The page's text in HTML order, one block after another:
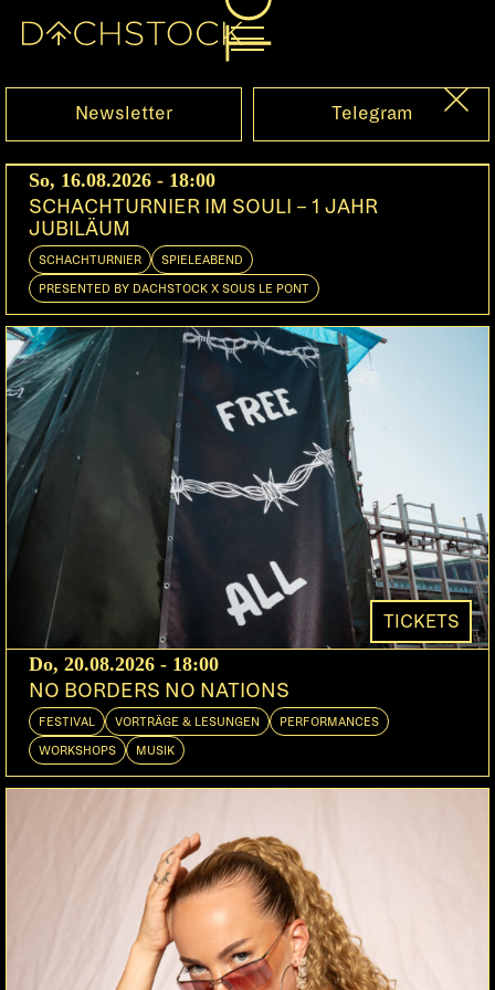
Sa, 24.03.2007
DARKSIDE
FACS
VCA
DEEJAY MF Bern | UTM, United Tribes Berne, Drum FM
DOORS:
Seit Facs 2002 mit B-Key ein Drum’n’Bass-Gewitter
im Dachstock entlud, damals noch präsentiert von
G3, wurde nicht nur das Veranstaltungslabel zu
Dachstock Darkside gewandelt:
Eine ganze Reihe neuer Werke hat Facs nicht nur
auf seinem Biotic-Label herausgebracht, mit B-Key
Zusammenarbeiten mit Dylan, Scythe und VCA
erweitert, wird Facs mit frischen Tunes aufwarten,
mit Co-Veranstalter VCA und weiteren Local Heroes
diese Drum’n’Bass-Nacht zu bestreiten, dem Namen
«Darkside» alle Ehre erweisend
Newsletter Telegram
So, 16.08.2026 - 18:00
SCHACHTURNIER IM SOULI – 1 JAHR
JUBILÄUM
SCHACHTURNIER SPIELEABEND
PRESENTED BY DACHSTOCK X SOUS LE PONT
TICKETS
Do, 20.08.2026 - 18:00
NO BORDERS NO NATIONS
FESTIVAL VORTRÄGE & LESUNGEN PERFORMANCES
WORKSHOPS MUSIK